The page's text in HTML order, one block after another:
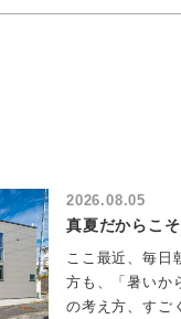
2026.08.05
真夏だからこ
ここ最近、毎日
方も、「暑いか
の考え方、すご